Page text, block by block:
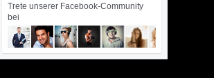
Trete unserer Facebook-Community
bei